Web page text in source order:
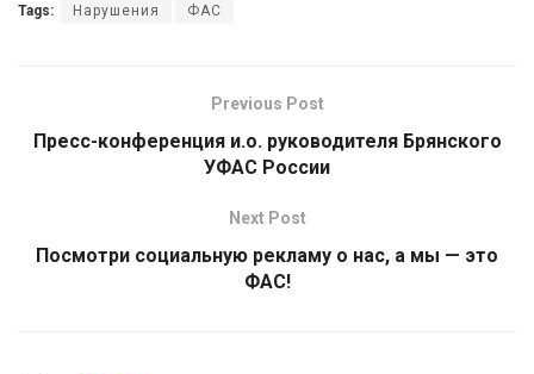
Tags: Нарушения ФАС
Previous Post
Пресс-конференция и.о. руководителя Брянского
УФАС России
Next Post
Посмотри социальную рекламу о нас, а мы — это
ФАС!